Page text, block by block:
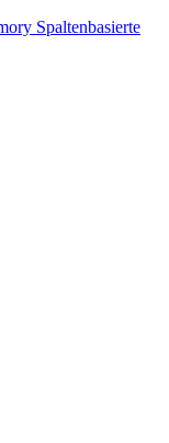
Spaltenbasierte